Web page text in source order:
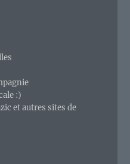
:)
et autres sites de